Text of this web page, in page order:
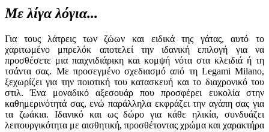
Με λίγα λόγια...
Για τους λάτρεις των ζώων και ειδικά της γάτας, αυτό το
χαριτωμένο μπρελόκ αποτελεί την ιδανική επιλογή για να
προσθέσετε μια παιχνιδιάρικη και κομψή νότα στα κλειδιά ή τη
τσάντα σας. Με προσεγμένο σχεδιασμό από τη Legami Milano,
ξεχωρίζει για την ποιοτική του κατασκευή και το διαχρονικό του
στιλ. Ένα μοναδικό αξεσουάρ που προσφέρει ευκολία στην
καθημερινότητά σας, ενώ παράλληλα εκφράζει την αγάπη σας για
τα ζωάκια. Ιδανικό και ως δώρο για κάθε ηλικία, συνδυάζει
λειτουργικότητα με αισθητική, προσθέτοντας χρώμα και χαρακτήρα